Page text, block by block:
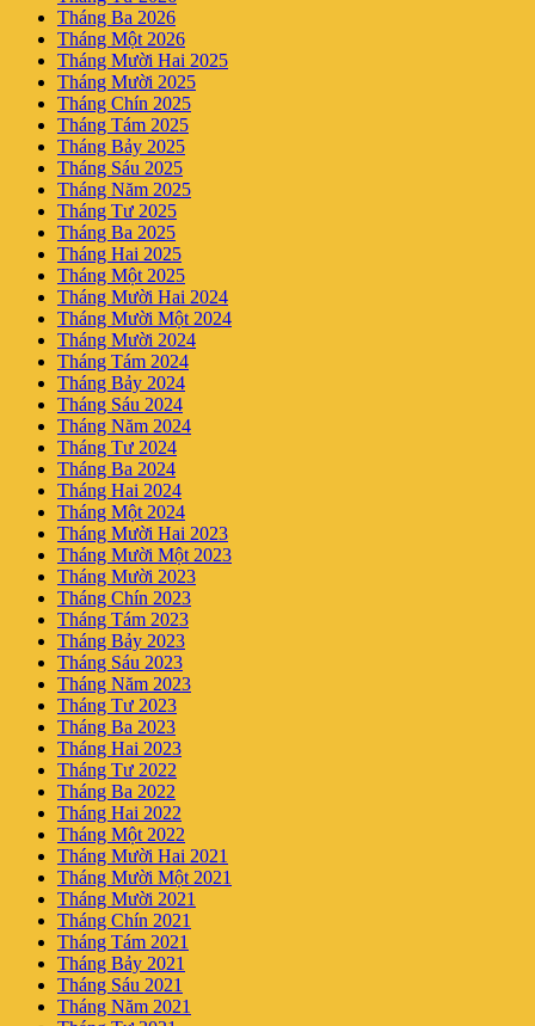
Tháng Ba 2026
Tháng Một 2026
Tháng Mười Hai 2025
Tháng Mười 2025
Tháng Chín 2025
Tháng Tám 2025
Tháng Bảy 2025
Tháng Sáu 2025
Tháng Năm 2025
Tháng Tư 2025
Tháng Ba 2025
Tháng Hai 2025
Tháng Một 2025
Tháng Mười Hai 2024
Tháng Mười Một 2024
Tháng Mười 2024
Tháng Tám 2024
Tháng Bảy 2024
Tháng Sáu 2024
Tháng Năm 2024
Tháng Tư 2024
Tháng Ba 2024
Tháng Hai 2024
Tháng Một 2024
Tháng Mười Hai 2023
Tháng Mười Một 2023
Tháng Mười 2023
Tháng Chín 2023
Tháng Tám 2023
Tháng Bảy 2023
Tháng Sáu 2023
Tháng Năm 2023
Tháng Tư 2023
Tháng Ba 2023
Tháng Hai 2023
Tháng Tư 2022
Tháng Ba 2022
Tháng Hai 2022
Tháng Một 2022
Tháng Mười Hai 2021
Tháng Mười Một 2021
Tháng Mười 2021
Tháng Chín 2021
Tháng Tám 2021
Tháng Bảy 2021
Tháng Sáu 2021
Tháng Năm 2021